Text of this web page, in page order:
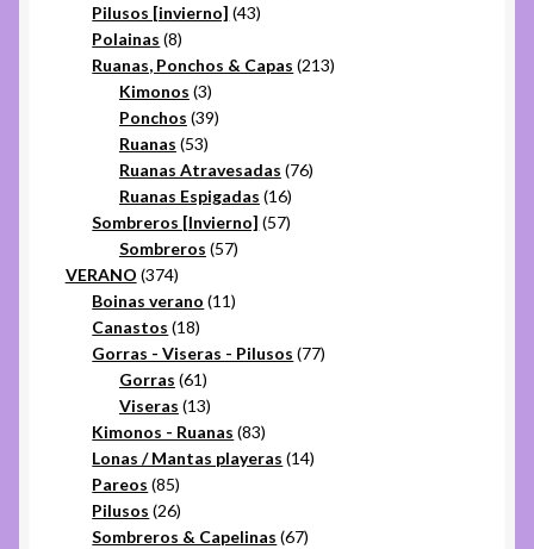
Pilusos [invierno] 4343
Polainas 88
productos
Ruanas, Ponchos & Capas 213213
Kimonos 33
productos
Ponchos 3939
Ruanas 5353
productos
Ruanas Atravesadas 7676
Ruanas Espigadas 1616
productos
Sombreros [Invierno] 5757
Sombreros 5757
VERANO 374374
productos
Boinas verano 1111
Canastos 1818
productos
Gorras - Viseras - Pilusos 7777
Gorras 6161
productos
Viseras 1313
productos
Kimonos - Ruanas 8383
productos
Lonas / Mantas playeras 1414
Pareos 8585
productos
Pilusos 2626
productos
Sombreros & Capelinas 6767